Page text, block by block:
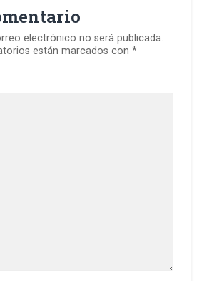
electrónico no será publicada.
están marcados con *